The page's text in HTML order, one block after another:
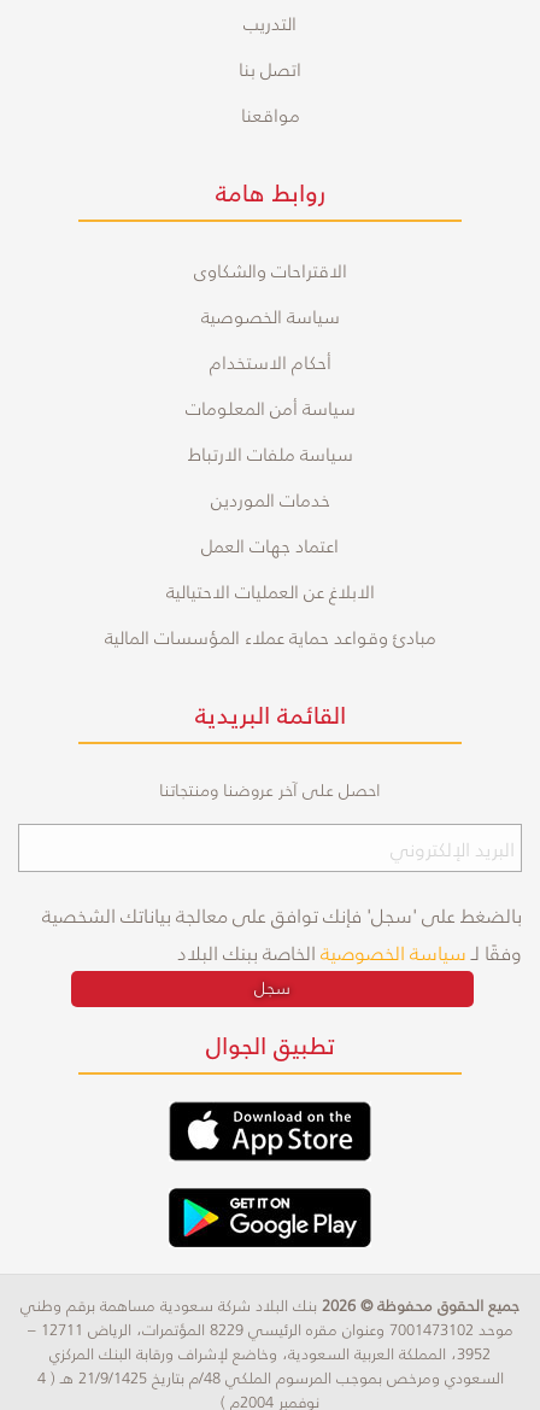
التدريب
اتصل بنا
مواقعنا
روابط هامة
الاقتراحات والشكاوى
سياسة الخصوصية
أحكام الاستخدام
سياسة أمن المعلومات
سياسة ملفات الارتباط
خدمات الموردين
اعتماد جهات العمل
الابلاغ عن العمليات الاحتيالية
مبادئ وقواعد حماية عملاء المؤسسات المالية
القائمة البريدية
احصل على آخر عروضنا ومنتجاتنا
بالضغط على 'سجل' فإنك توافق على معالجة بياناتك الشخصية
وفقًا لـسياسة الخصوصيةالخاصة ببنك البلاد
سجل
تطبيق الجوال
جميع الحقوق محفوظة © 2026
بنك البلاد شركة سعودية مساهمة برقم وطني
موحد 7001473102 وعنوان مقره الرئيسي 8229 المؤتمرات، الرياض 12711 –
3952، المملكة العربية السعودية، وخاضع لإشراف ورقابة البنك المركزي
السعودي ومرخص بموجب المرسوم الملكي 48/م بتاريخ 21/9/1425 هـ ( 4
نوفمبر 2004م )